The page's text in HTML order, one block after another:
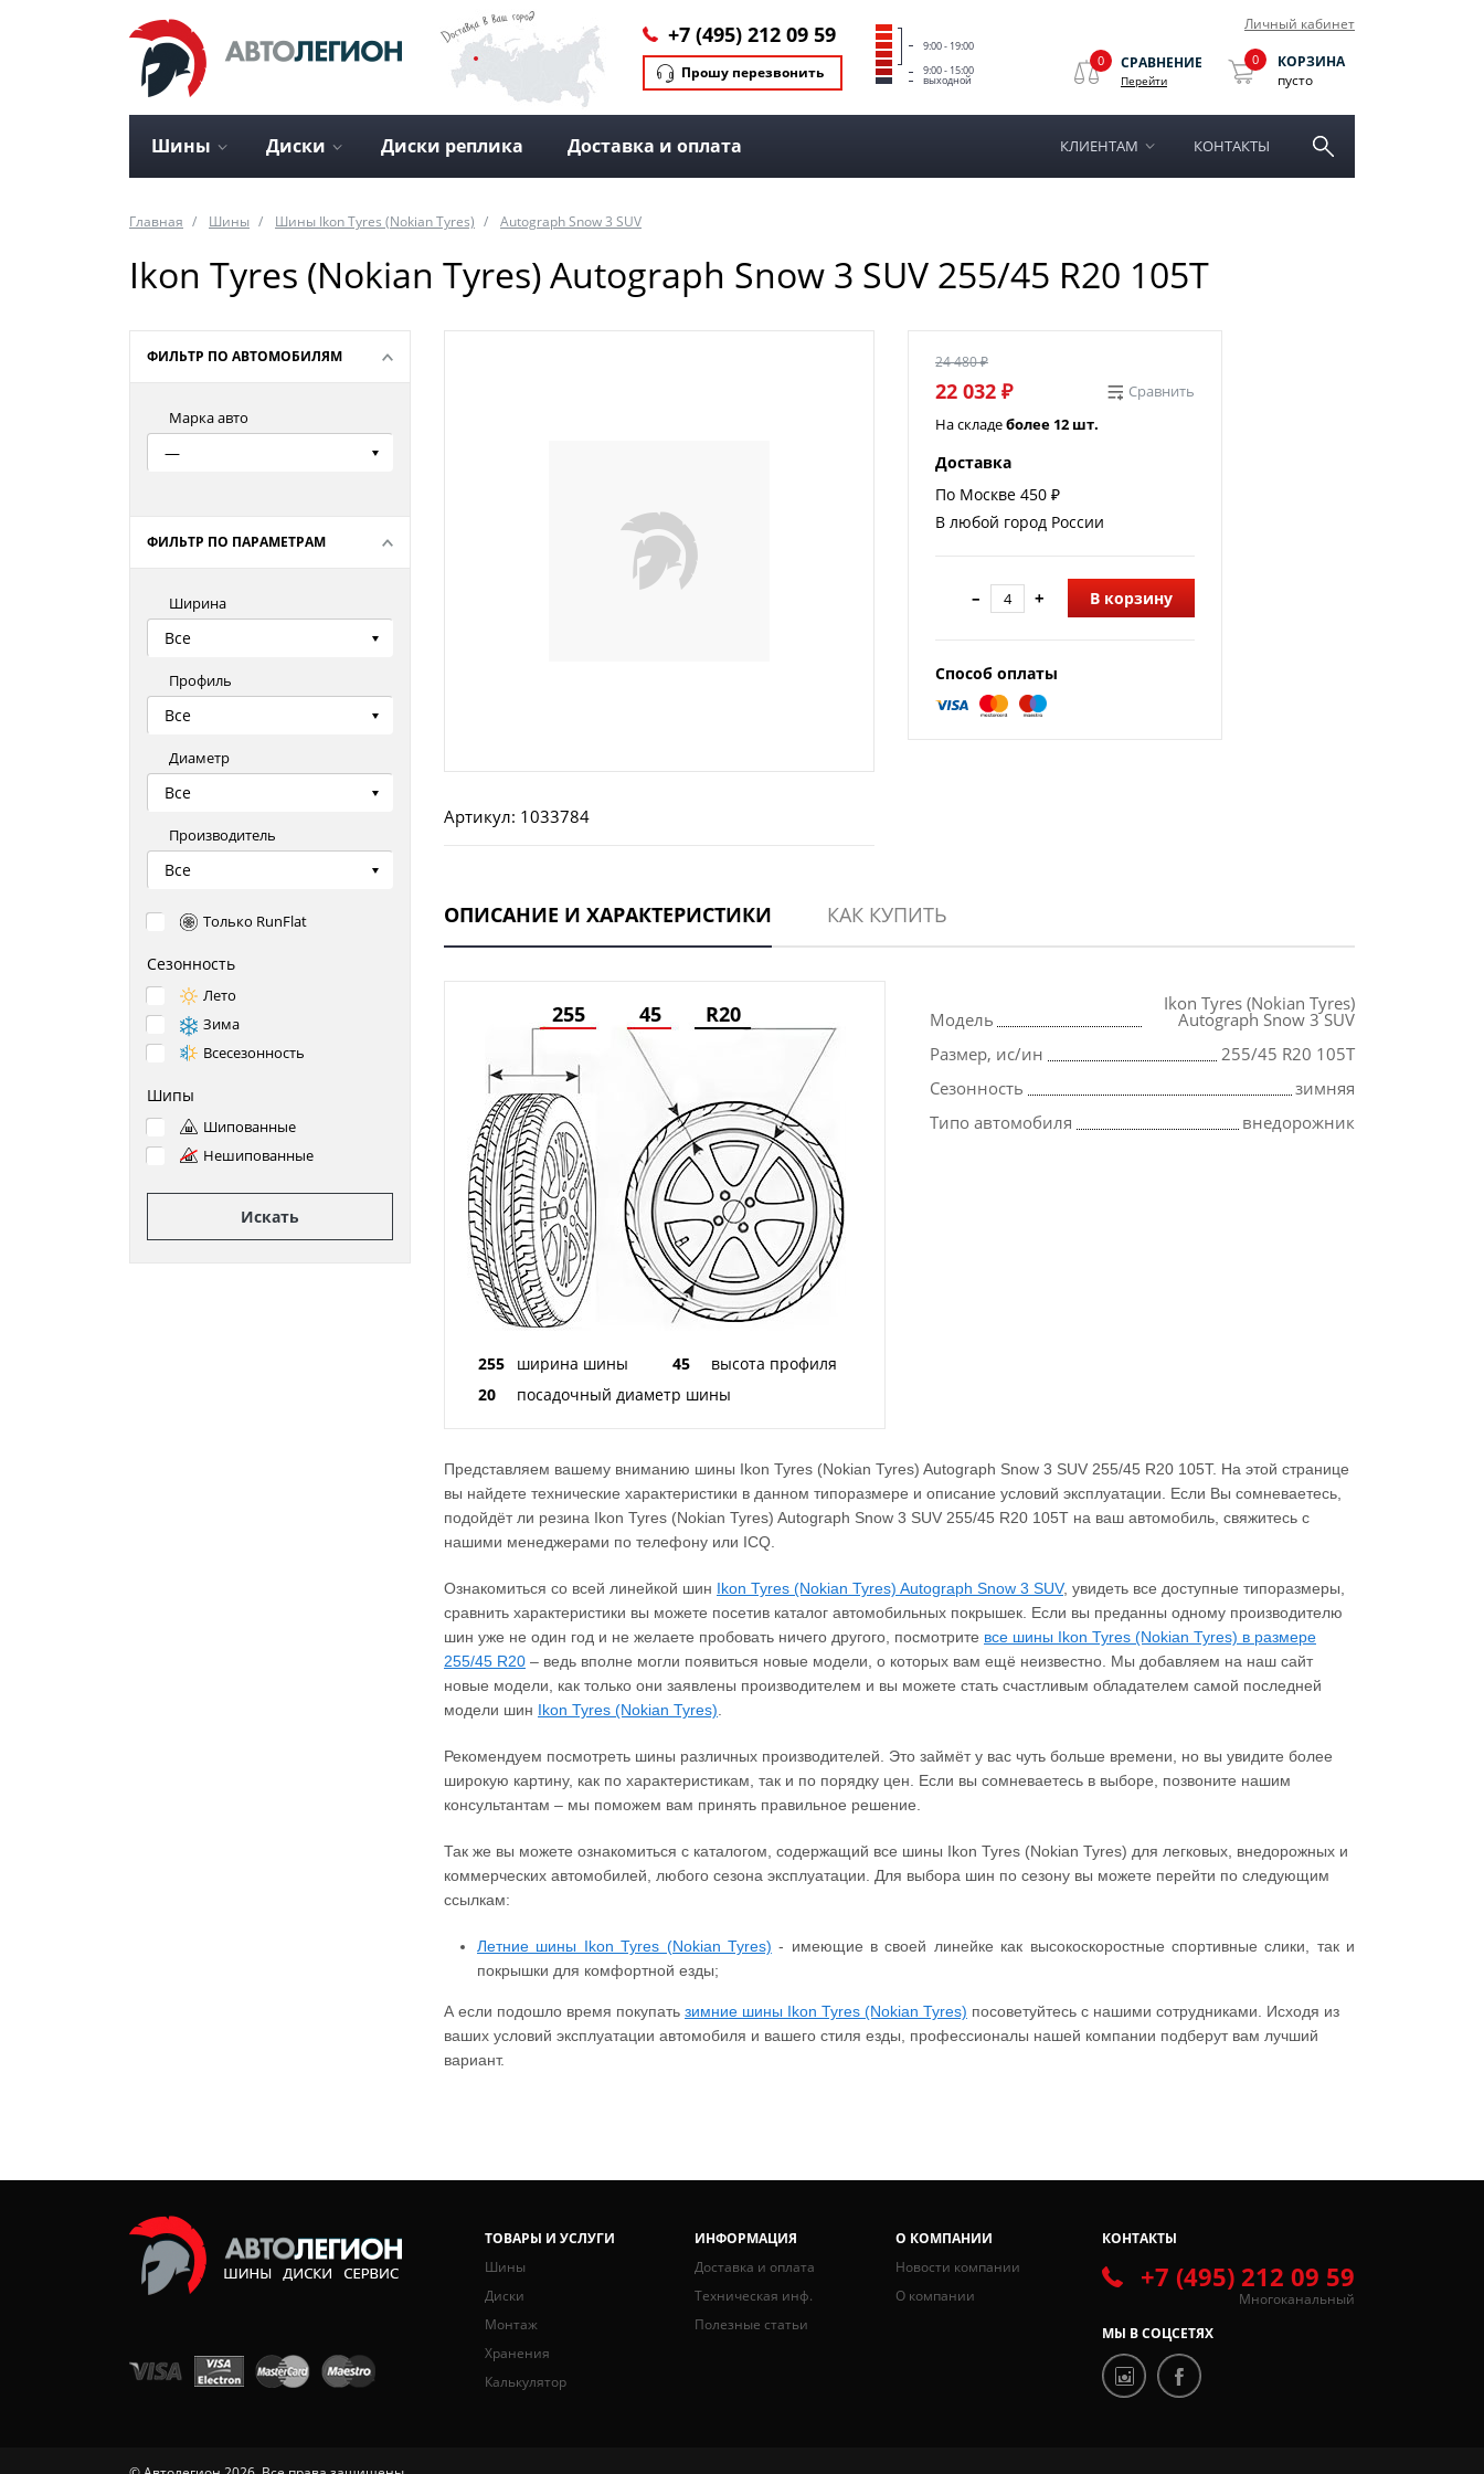
Личный кабинет
+7 (495) 212 09 59
Прошу перезвонить
9:00 - 19:00
9:00 - 15:00
выходной
0 СРАВНЕНИЕ
Перейти
0
КОРЗИНА
пусто
Шины Диски Диски реплика Доставка и оплата КЛИЕНТАМ КОНТАКТЫ
Главная Шины Шины Ikon Tyres (Nokian Tyres) Autograph Snow 3 SUV
Ikon Tyres (Nokian Tyres) Autograph Snow 3 SUV 255/45 R20 105T
ФИЛЬТР ПО АВТОМОБИЛЯМ
Марка авто
—
ФИЛЬТР ПО ПАРАМЕТРАМ
Ширина
Все
Профиль
Все
Диаметр
Все
Производитель
Все
Только RunFlat
Сезонность
Лето
Зима
Всесезонность
Шипы
Шипованные
Нешипованные
Искать
Артикул: 1033784
24 480 ₽
22 032 ₽
Сравнить
На складеболее 12 шт.
Доставка
По Москве 450 ₽
В любой город России
– + В корзину
Способ оплаты
ОПИСАНИЕ И ХАРАКТЕРИСТИКИ КАК КУПИТЬ
255 45 R20
255 ширина шины 45
высота профиля
20
посадочный диаметр шины
Модель
Ikon Tyres (Nokian Tyres)
Autograph Snow 3 SUV
Размер, ис/ин
255/45 R20 105T
Сезонность
зимняя
Типо автомобиля
внедорожник
Представляем вашему вниманию шины Ikon Tyres (Nokian Tyres) Autograph Snow 3 SUV 255/45 R20 105T. На этой странице
вы найдете технические характеристики в данном типоразмере и описание условий эксплуатации. Если Вы сомневаетесь,
подойдёт ли резина Ikon Tyres (Nokian Tyres) Autograph Snow 3 SUV 255/45 R20 105T на ваш автомобиль, свяжитесь с
нашими менеджерами по телефону или ICQ.
Ознакомиться со всей линейкой шин Ikon Tyres (Nokian Tyres) Autograph Snow 3 SUV, увидеть все доступные типоразмеры,
сравнить характеристики вы можете посетив каталог автомобильных покрышек. Если вы преданны одному производителю
шин уже не один год и не желаете пробовать ничего другого, посмотрите все шины Ikon Tyres (Nokian Tyres) в размере
255/45 R20 – ведь вполне могли появиться новые модели, о которых вам ещё неизвестно. Мы добавляем на наш сайт
новые модели, как только они заявлены производителем и вы можете стать счастливым обладателем самой последней
модели шин Ikon Tyres (Nokian Tyres)
Рекомендуем посмотреть шины различных производителей. Это займёт у вас чуть больше времени, но вы увидите более
широкую картину, как по характеристикам, так и по порядку цен. Если вы сомневаетесь в выборе, позвоните нашим
консультантам – мы поможем вам принять правильное решение.
Так же вы можете ознакомиться с каталогом, содержащий все шины Ikon Tyres (Nokian Tyres) для легковых, внедорожных и
коммерческих автомобилей, любого сезона эксплуатации. Для выбора шин по сезону вы можете перейти по следующим
ссылкам:
Летние шины Ikon Tyres (Nokian Tyres) - имеющие в своей линейке как высокоскоростные спортивные слики, так и
покрышки для комфортной езды;
А если подошло время покупать зимние шины Ikon Tyres (Nokian Tyres) посоветуйтесь с нашими сотрудниками. Исходя из
ваших условий эксплуатации автомобиля и вашего стиля езды, профессионалы нашей компании подберут вам лучший
вариант.
ТОВАРЫ И УСЛУГИ
Шины
Диски
Монтаж
Хранения
Калькулятор
ИНФОРМАЦИЯ
Доставка и оплата
Техническая инф.
Полезные статьи
О КОМПАНИИ
Новости компании
О компании
КОНТАКТЫ
+7 (495) 212 09 59
Многоканальный
МЫ В СОЦСЕТЯХ